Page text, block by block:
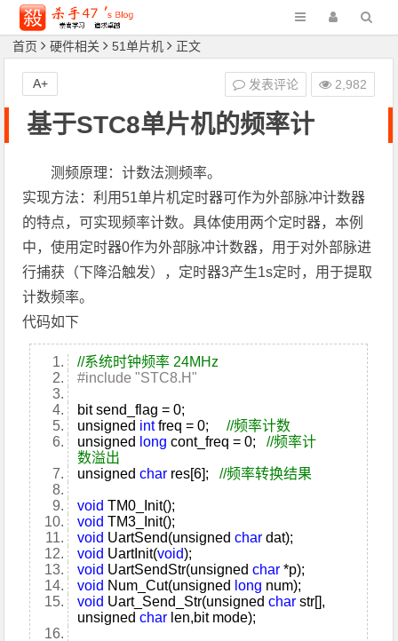
首页 硬件相关 51单片机 正文
基于STC8单片机的频率计
测频原理：计数法测频率。
实现方法：利用51单片机定时器可作为外部脉冲计数器
的特点，可实现频率计数。具体使用两个定时器，本例
中，使用定时器0作为外部脉冲计数器，用于对外部脉进
行捕获（下降沿触发），定时器3产生1s定时，用于提取
计数频率。
代码如下
//系统时钟频率 24MHz
#include "STC8.H"
bit send_flag = 0;
unsigned intfreq = 0;//频率计数
unsigned long cont_freq = 0;//频率计
数溢出
unsignedchar res[6];//频率转换结果
void TM0_Init();
void TM3_Init();
void UartSend(unsignedchar dat);
void UartInit(void);
void UartSendStr(unsignedchar *p);
void Num_Cut(unsigned long num);
void Uart_Send_Str(unsignedchar str[],
unsignedchar len,bit mode);
发表评论 2,982
A+